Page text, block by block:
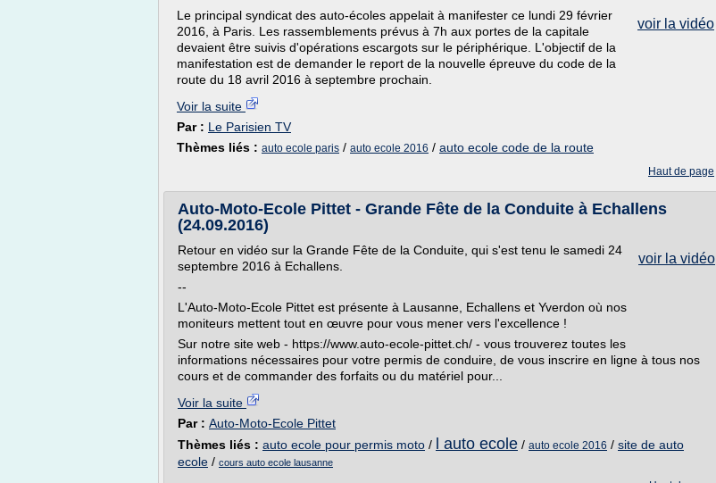
voir la vidéo
Le principal syndicat des auto-écoles appelait à manifester ce lundi 29 février
2016, à Paris. Les rassemblements prévus à 7h aux portes de la capitale
devaient être suivis d'opérations escargots sur le périphérique. L'objectif de la
manifestation est de demander le report de la nouvelle épreuve du code de la
route du 18 avril 2016 à septembre prochain.
Voir la suite
Par : Le Parisien TV
Thèmes liés : auto ecole paris / auto ecole 2016 / auto ecole code de la route
Haut de page
Auto-Moto-Ecole Pittet - Grande Fête de la Conduite à Echallens
(24.09.2016)
voir la vidéo
Retour en vidéo sur la Grande Fête de la Conduite, qui s'est tenu le samedi 24
septembre 2016 à Echallens.
--
L'Auto-Moto-Ecole Pittet est présente à Lausanne, Echallens et Yverdon où nos
moniteurs mettent tout en œuvre pour vous mener vers l'excellence !
Sur notre site web - https://www.auto-ecole-pittet.ch/ - vous trouverez toutes les
informations nécessaires pour votre permis de conduire, de vous inscrire en ligne à tous nos
cours et de commander des forfaits ou du matériel pour...
Voir la suite
Par : Auto-Moto-Ecole Pittet
Thèmes liés : auto ecole pour permis moto / l auto ecole / auto ecole 2016 / site de auto
ecole / cours auto ecole lausanne